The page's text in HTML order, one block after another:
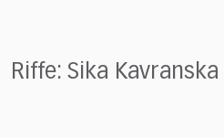
Riffe: Sika Kavranska